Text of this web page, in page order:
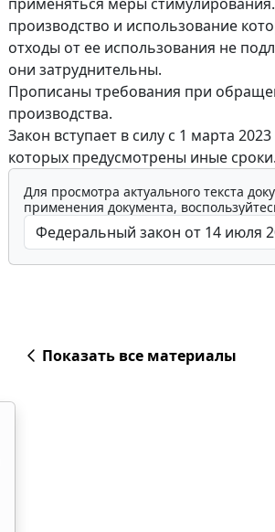
производство и использование
отходы от ее использования не
они затруднительны.
Прописаны требования при
производства.
Закон вступает в силу с 1 марта
которых предусмотрены иные сроки.
Для просмотра актуального текста
применения документа,
Показать все материалы